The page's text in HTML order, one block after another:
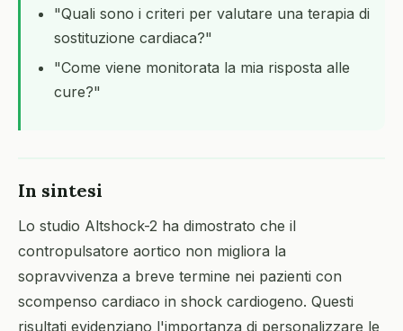
"Quali sono i criteri per valutare una terapia di
sostituzione cardiaca?"
"Come viene monitorata la mia risposta alle
cure?"
In sintesi
Lo studio Altshock-2 ha dimostrato che il
contropulsatore aortico non migliora la
sopravvivenza a breve termine nei pazienti con
scompenso cardiaco in shock cardiogeno. Questi
risultati evidenziano l'importanza di personalizzare le